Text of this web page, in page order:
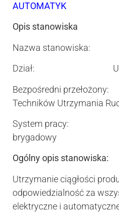
AUTOMATYK
Opis stanowiska
Nazwa stanowiska:
Dział:
Bezpośredni
Techników Utrzymania
System pracy: 3
brygadowy
Ogólny opis stanowiska:
Utrzymanie ciągłości
odpowiedzialność za
elektryczne i